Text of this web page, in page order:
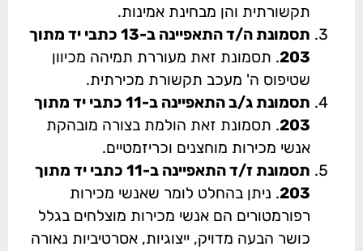
תקשורתית והן מבחינת אמינות.
תסמונת ה/ד התאפיינה ב-13 כתבי יד מתוך
203. תסמונת זאת מעוררת תמיהה מכיוון
שטיפוס ה' מעכב תקשורת מכירתית.
תסמונת ג/ב התאפיינה ב-11 כתבי יד מתוך
203. תסמונת זאת הולמת בצורה מובהקת
אנשי מכירות מוחצנים וכריזמטיים.
תסמונת ז/ד התאפיינה ב-11 כתבי יד מתוך
203. ניתן בהחלט לומר שאנשי מכירות
רפורמטורים הם אנשי מכירות מוצלחים בגלל
כושר הבעה מדויק, ייצוגיות, אסרטיביות נאורה